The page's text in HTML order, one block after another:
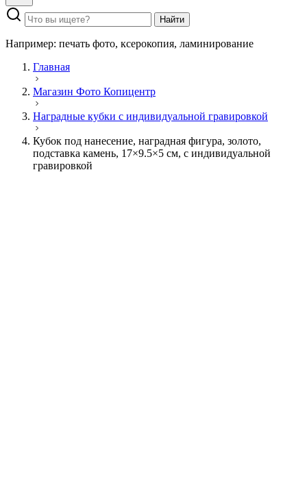
Найти
Например: печать фото, ксерокопия, ламинирование
Главная
Магазин Фото Копицентр
Наградные кубки с индивидуальной гравировкой
Кубок под нанесение, наградная фигура, золото,
подставка камень, 17×9.5×5 см, с индивидуальной
гравировкой